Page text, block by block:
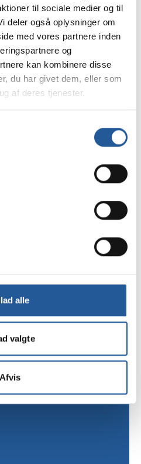
til sociale medier og til
deler også oplysninger om
med vores partnere inden
og
kan kombinere disse
du har givet dem, eller som
af deres tjenester.
alle
valgte
Afvis